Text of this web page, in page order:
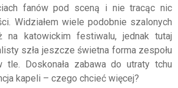
fanów pod sceną i nie tracąc nic
Widziałem wiele podobnie szalonych
na katowickim festiwalu, jednak tutaj
szła jeszcze świetna forma zespołu
Doskonała zabawa do utraty tchu
kapeli – czego chcieć więcej?